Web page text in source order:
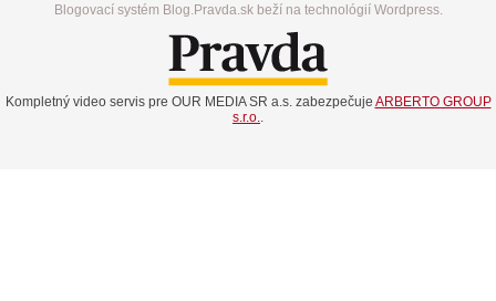
Blogovací systém Blog.Pravda.sk beží na technológií Wordpress.
Kompletný video servis pre OUR MEDIA SR a.s. zabezpečuje ARBERTO GROUP
s.r.o..